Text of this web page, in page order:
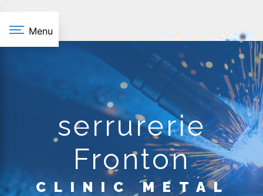
Menu
serrurerie
Fronton
CLINIC METAL